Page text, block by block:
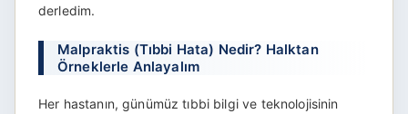
derledim.
Malpraktis (Tıbbi Hata) Nedir? Halktan
Örneklerle Anlayalım
Her hastanın, günümüz tıbbi bilgi ve teknolojisinin